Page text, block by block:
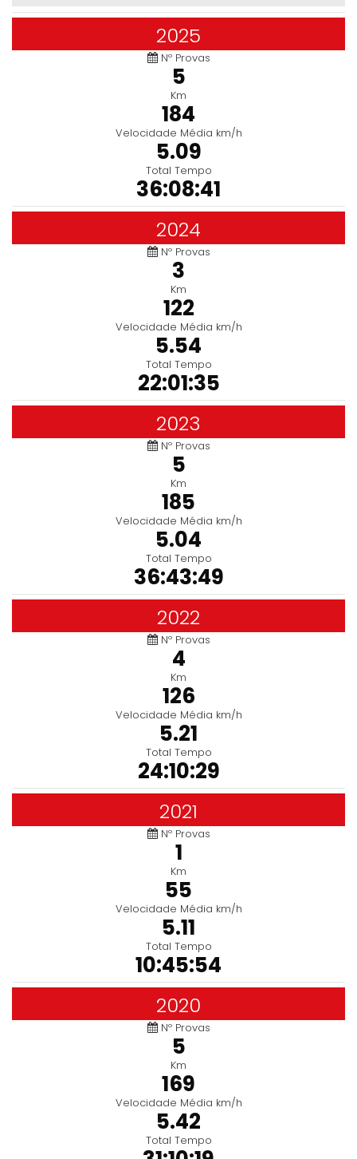
2025
Nº Provas
5
Km
184
Velocidade Média km/h
5.09
Total Tempo
36:08:41
2024
Nº Provas
3
Km
122
Velocidade Média km/h
5.54
Total Tempo
22:01:35
2023
Nº Provas
5
Km
185
Velocidade Média km/h
5.04
Total Tempo
36:43:49
2022
Nº Provas
4
Km
126
Velocidade Média km/h
5.21
Total Tempo
24:10:29
2021
Nº Provas
1
Km
55
Velocidade Média km/h
5.11
Total Tempo
10:45:54
2020
Nº Provas
5
Km
169
Velocidade Média km/h
5.42
Total Tempo